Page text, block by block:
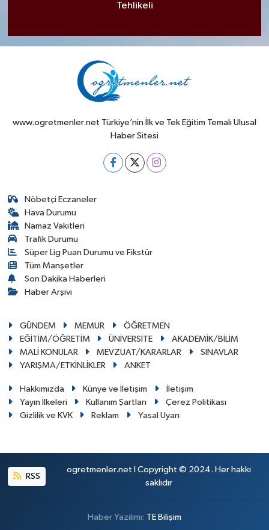
Tehlikeli
www.ogretmenler.net Türkiye’nin İlk ve Tek Eğitim Temalı Ulusal
Haber Sitesi
Nöbetçi Eczaneler
Hava Durumu
Namaz Vakitleri
Trafik Durumu
Süper Lig Puan Durumu ve Fikstür
Tüm Manşetler
Son Dakika Haberleri
Haber Arşivi
GÜNDEM MEMUR
ÖĞRETMEN
EĞİTİM/ÖĞRETİM
ÜNİVERSİTE
AKADEMİK/BİLİM
MALİ KONULAR
MEVZUAT/KARARLAR
SINAVLAR
YARIŞMA/ETKİNLİKLER
ANKET
Hakkımızda Künye ve İletişim
İletişim
Yayın İlkeleri
Kullanım Şartları
Çerez Politikası
Gizlilik ve KVK
Reklam Yasal Uyarı
RSS
ogretmenler.net I Copyright © 2024. Her hakkı
saklıdır
Haber Yazılımı: TE Bilişim